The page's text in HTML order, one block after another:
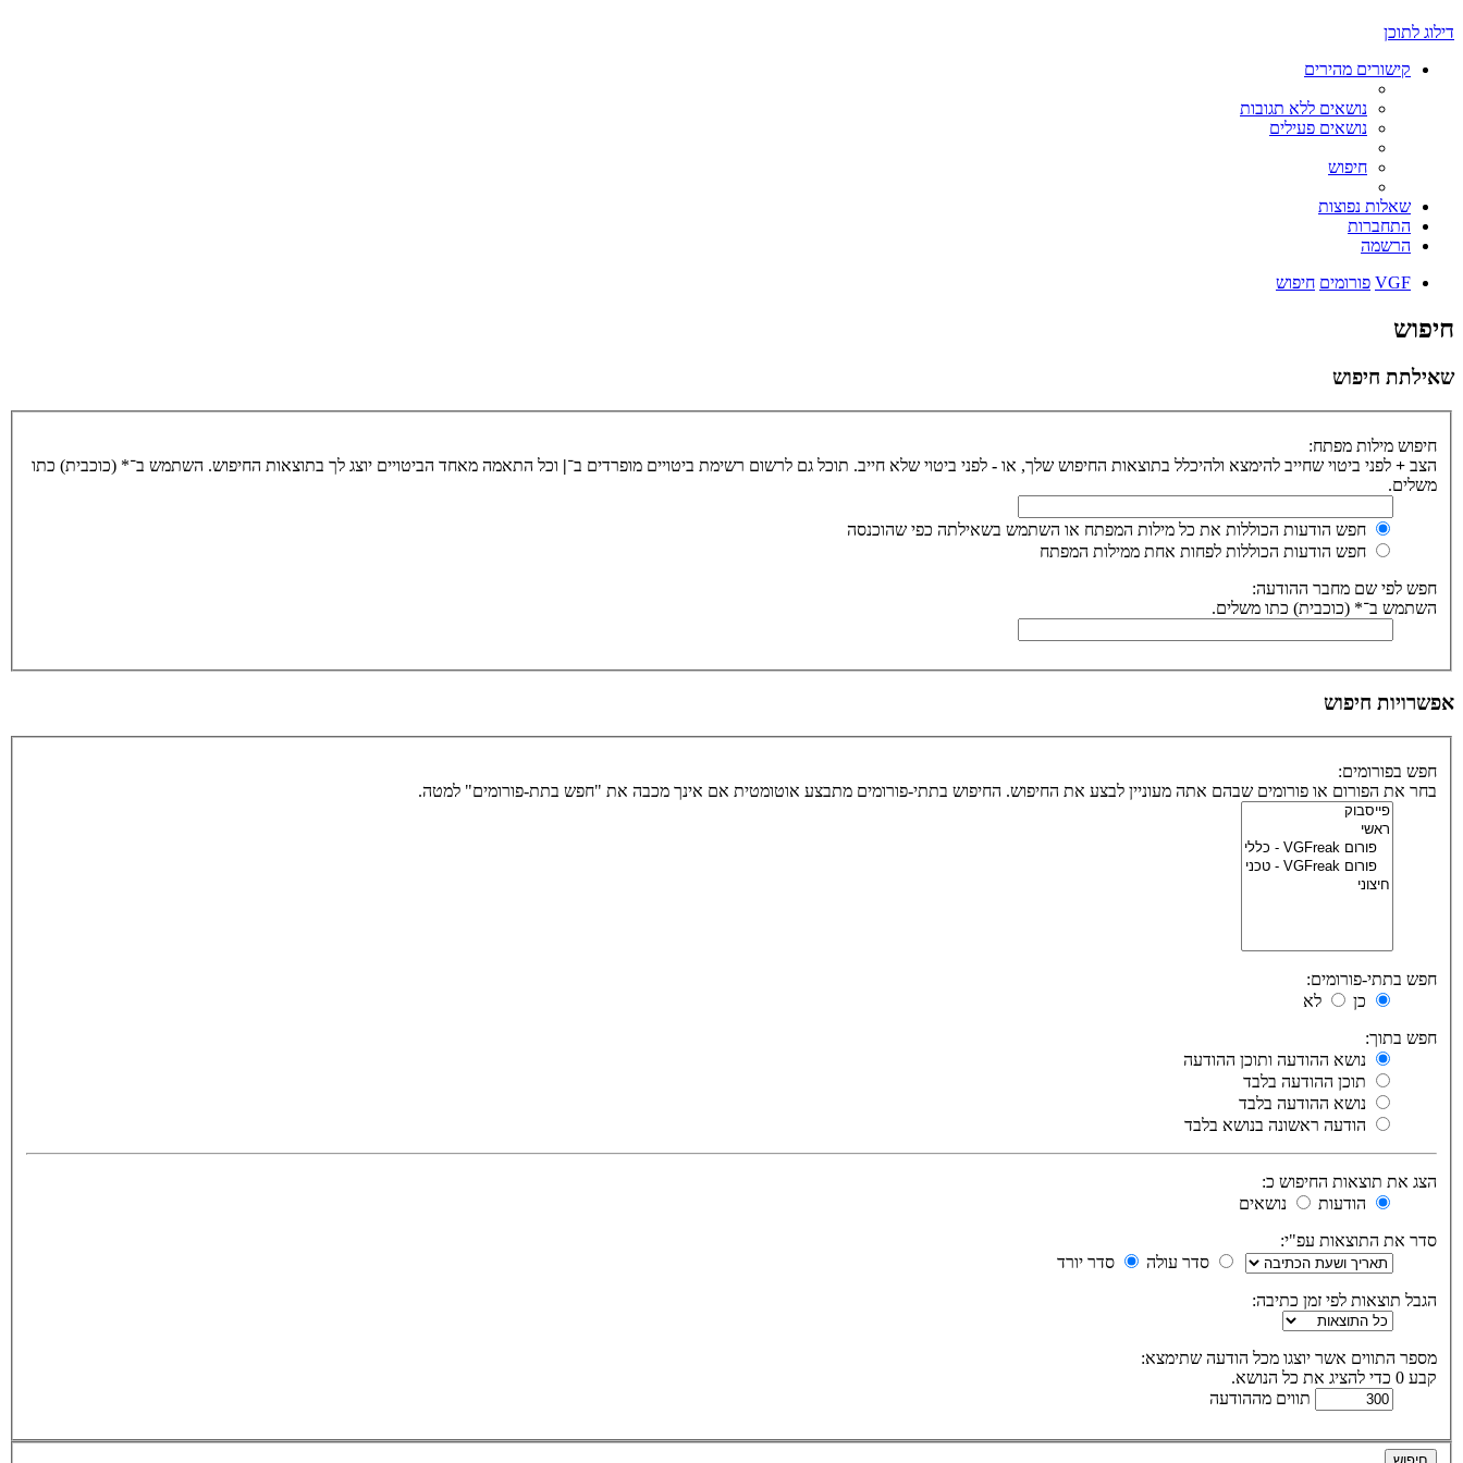
דילוג לתוכן
קישורים מהירים
נושאים ללא תגובות
נושאים פעילים
חיפוש
שאלות נפוצות
התחברות
הרשמה
VGF פורומים חיפוש
חיפוש
שאילתת חיפוש
חיפוש מילות מפתח:
הצב + לפני ביטוי שחייב להימצא ולהיכלל בתוצאות החיפוש שלך, או - לפני ביטוי שלא חייב. תוכל גם לרשום רשימת ביטויים מופרדים ב־| וכל התאמה מאחד הביטויים יוצג לך בתוצאות החיפוש. השתמש ב־* (כוכבית) כתו
משלים.
חפש הודעות הכוללות את כל מילות המפתח או השתמש בשאילתה כפי שהוכנסה
חפש הודעות הכוללות לפחות אחת ממילות המפתח
חפש לפי שם מחבר ההודעה:
השתמש ב־* (כוכבית) כתו משלים.
אפשרויות חיפוש
חפש בפורומים:
בחר את הפורום או פורומים שבהם אתה מעוניין לבצע את החיפוש. החיפוש בתתי-פורומים מתבצע אוטומטית אם אינך מכבה את "חפש בתת-פורומים" למטה.
חפש בתתי-פורומים:
כן
לא
חפש בתוך:
נושא ההודעה ותוכן ההודעה
תוכן ההודעה בלבד
נושא ההודעה בלבד
הודעה ראשונה בנושא בלבד
הצג את תוצאות החיפוש כ:
הודעות
נושאים
סדר את התוצאות עפ"י:
סדר עולה
סדר יורד
הגבל תוצאות לפי זמן כתיבה:
מספר התווים אשר יוצגו מכל הודעה שתימצא:
קבע 0 כדי להציג את כל הנושא.
תווים מההודעה